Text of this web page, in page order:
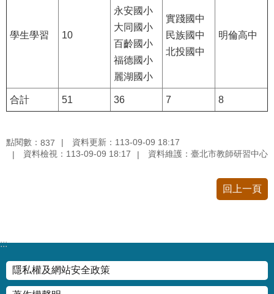
情
常
見
問
台
詞
隱
學生學習 10
永安國小
大同國小
百齡國小
福德國小
麗湖國小
實踐國中
民族國中
北投國中
明倫高中
合計 51 36 7 8
點閱數： 837
資料更新：113-09-09 18:17
資料檢視：113-09-09 18:17
資料維護：臺北市教師研習中心
回上一頁
:::
隱私權及網站安全政策